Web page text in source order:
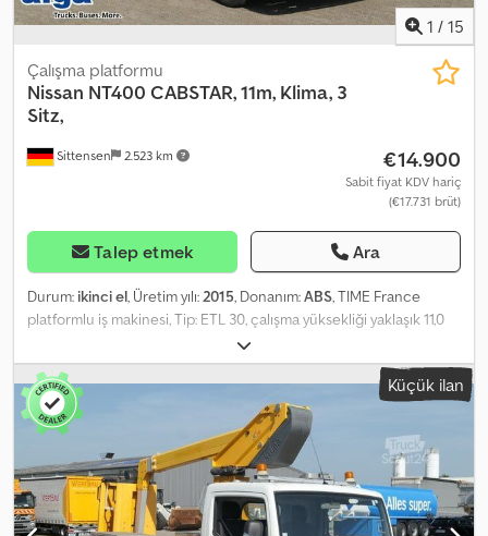
1 / 15
Sittensen 2.523 km
Çalışma platformu
Nissan NT400 CABSTAR, 11m, Klima, 3
Sitz,
€14.900
Sabit fiyat KDV hariç
(€17.731 brüt)
Talep etmek Ara
Durum: ikinci el, Üretim yılı:2015, Donanım:ABS, TIME France
platformlu iş makinesi, Tip: ETL 30, çalışma yüksekliği yaklaşık 11,0
m, taşıma kapasitesi yaklaşık 120 kg, depolama kutuları, ABS, ESP,
klima, elektrikli cam kaldırma sistemi (sürücü ve yolcu kapıları),
emniyet kemerli orta koltuk, Nissan aks(lar), disk fren sistemi,
yaprak yaylı süspansiyon, araç reklamla kaplanabilir ve/veya
üzerine yazı yazılabilir. SI83895 Codpfx Aszp Tfpedqorf Teklifimiz
genel olarak yeni TÜV muayenesi içermez. Yeni TÜV muayenesi
istenirse, iş ortağı servislerimizden birinden teklif sunmaktan
memnuniyet duyarız! Araç reklamla kaplanabilir ve/veya üzerine
yazı yazılabilir. Genel teslimat ve ödeme koşullarımız geçerlidir. Bu
Küçük ilan